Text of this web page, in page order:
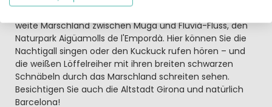
weite Marschland zwischen Muga und Fluvià-Fluss, den
Naturpark Aigüamolls de l'Empordà. Hier können Sie die
Nachtigall singen oder den Kuckuck rufen hören – und
die weißen Löffelreiher mit ihren breiten schwarzen
Schnäbeln durch das Marschland schreiten sehen.
Besichtigen Sie auch die Altstadt Girona und natürlich
Barcelona!